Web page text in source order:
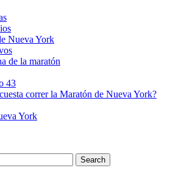
Nueva York
de la maratón
43
correr la Maratón de Nueva York?
York